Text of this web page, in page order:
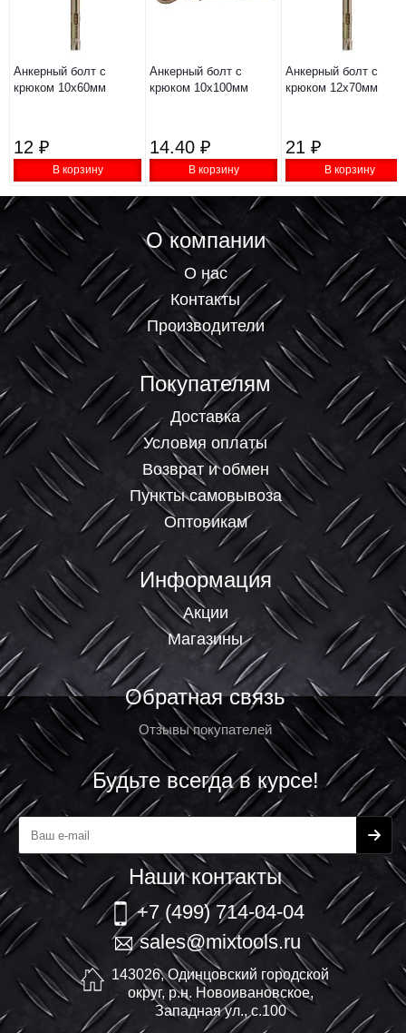
Анкерный болт с
крюком 10х60мм
12 ₽
В корзину
Анкерный болт с
крюком 10х100мм
14.40 ₽
В корзину
Анкерный болт с
крюком 12х70мм
21 ₽
В корзину
О компании
О нас
Контакты
Производители
Покупателям
Доставка
Условия оплаты
Возврат и обмен
Пункты самовывоза
Оптовикам
Информация
Акции
Магазины
Обратная связь
Отзывы покупателей
Будьте всегда в курсе!
Наши контакты
+7 (499) 714-04-04
sales@mixtools.ru
143026, Одинцовский городской
округ, р.н. Новоивановское,
Западная ул., с.100